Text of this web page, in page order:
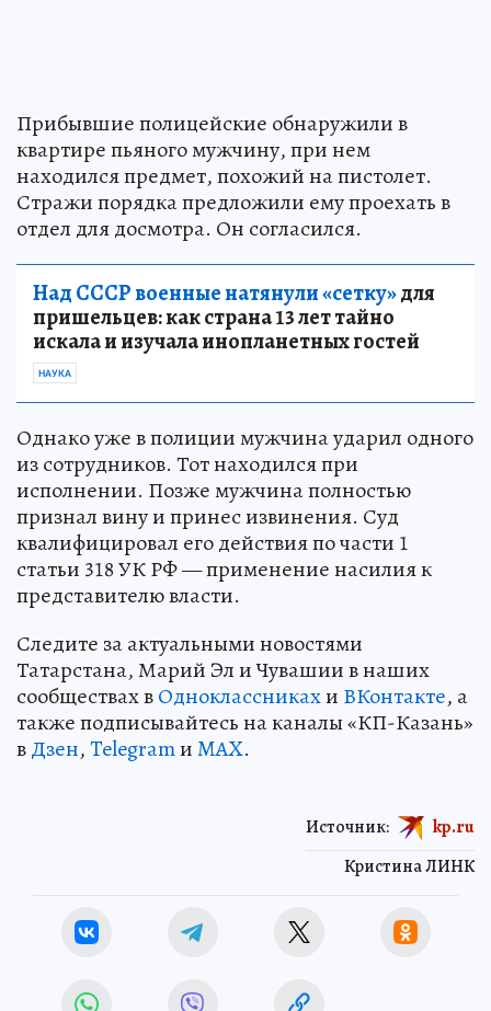
Прибывшие полицейские обнаружили в
квартире пьяного мужчину, при нем
находился предмет, похожий на пистолет.
Стражи порядка предложили ему проехать в
отдел для досмотра. Он согласился.
Над СССР военные натянули «сетку»для
пришельцев: как страна 13 лет тайно
искала и изучала инопланетных гостей
НАУКА
Однако уже в полиции мужчина ударил одного
из сотрудников. Тот находился при
исполнении. Позже мужчина полностью
признал вину и принес извинения. Суд
квалифицировал его действия по части 1
статьи 318 УК РФ — применение насилия к
представителю власти.
Следите за актуальными новостями
Татарстана, Марий Эл и Чувашии в наших
сообществах вОдноклассникахи ВКонтакте, а
также подписывайтесь на каналы «КП-Казань»
вДзен,TelegramиMAX.
Кристина ЛИНК
Источник: kp.ru